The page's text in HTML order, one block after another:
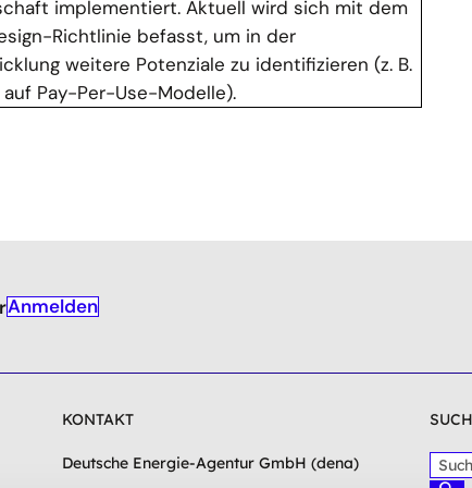
implementiert. Aktuell wird sich mit dem
Richtlinie befasst, um in der
weitere Potenziale zu identifizieren (z. B.
Pay-Per-Use-Modelle).
Anmelden
KONTAKT
Deutsche Energie-Agentur GmbH (dena)
u